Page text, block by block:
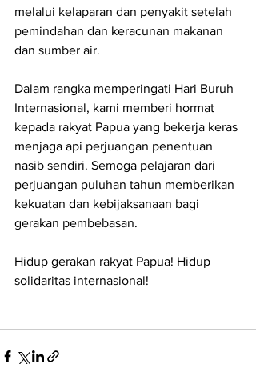
melalui kelaparan dan penyakit setelah
pemindahan dan keracunan makanan
dan sumber air.
Dalam rangka memperingati Hari Buruh
Internasional, kami memberi hormat
kepada rakyat Papua yang bekerja keras
menjaga api perjuangan penentuan
nasib sendiri. Semoga pelajaran dari
perjuangan puluhan tahun memberikan
kekuatan dan kebijaksanaan bagi
gerakan pembebasan.
Hidup gerakan rakyat Papua! Hidup
solidaritas internasional!